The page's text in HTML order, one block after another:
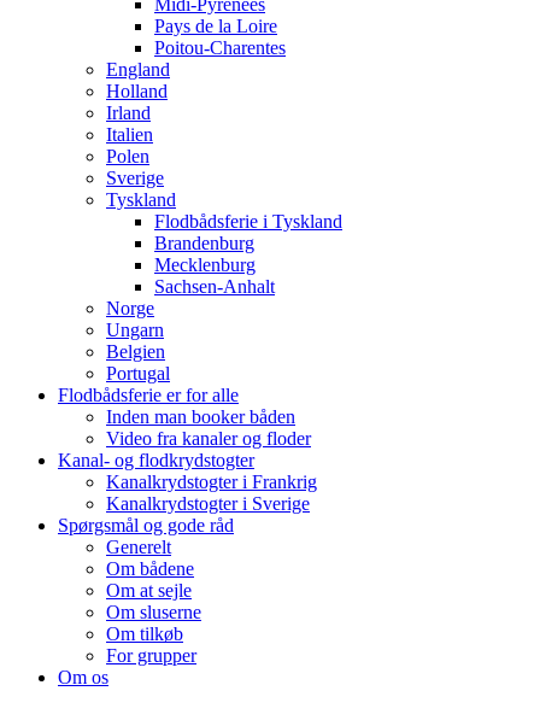
Midi-Pyrénées
Pays de la Loire
Poitou-Charentes
England
Holland
Irland
Italien
Polen
Sverige
Tyskland
Flodbådsferie i Tyskland
Brandenburg
Mecklenburg
Sachsen-Anhalt
Norge
Ungarn
Belgien
Portugal
Flodbådsferie er for alle
Inden man booker båden
Video fra kanaler og floder
Kanal- og flodkrydstogter
Kanalkrydstogter i Frankrig
Kanalkrydstogter i Sverige
Spørgsmål og gode råd
Generelt
Om bådene
Om at sejle
Om sluserne
Om tilkøb
For grupper
Om os